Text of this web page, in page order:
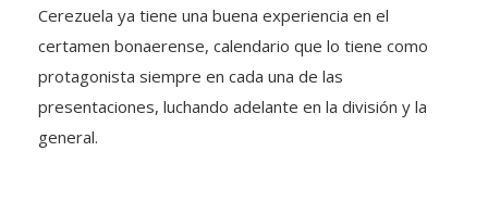
Cerezuela ya tiene una buena experiencia en el
certamen bonaerense, calendario que lo tiene como
protagonista siempre en cada una de las
presentaciones, luchando adelante en la división y la
general.